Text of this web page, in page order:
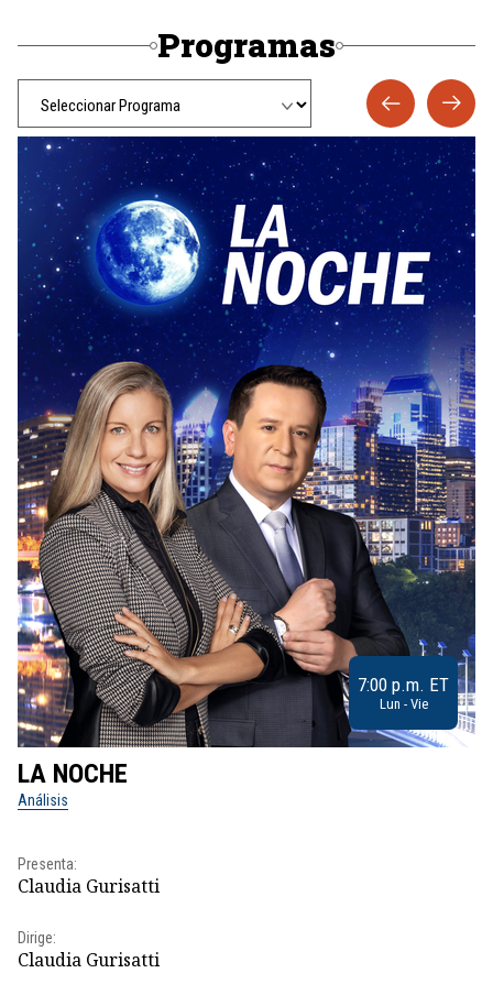
Programas
7:00 p.m. ET
Lun - Vie
LA NOCHE
Análisis
Presenta:
Claudia Gurisatti
Dirige:
Claudia Gurisatti